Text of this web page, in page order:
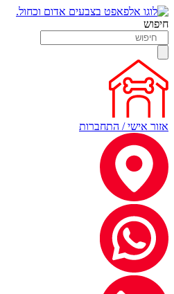
חיפוש
אזור אישי / התחברות